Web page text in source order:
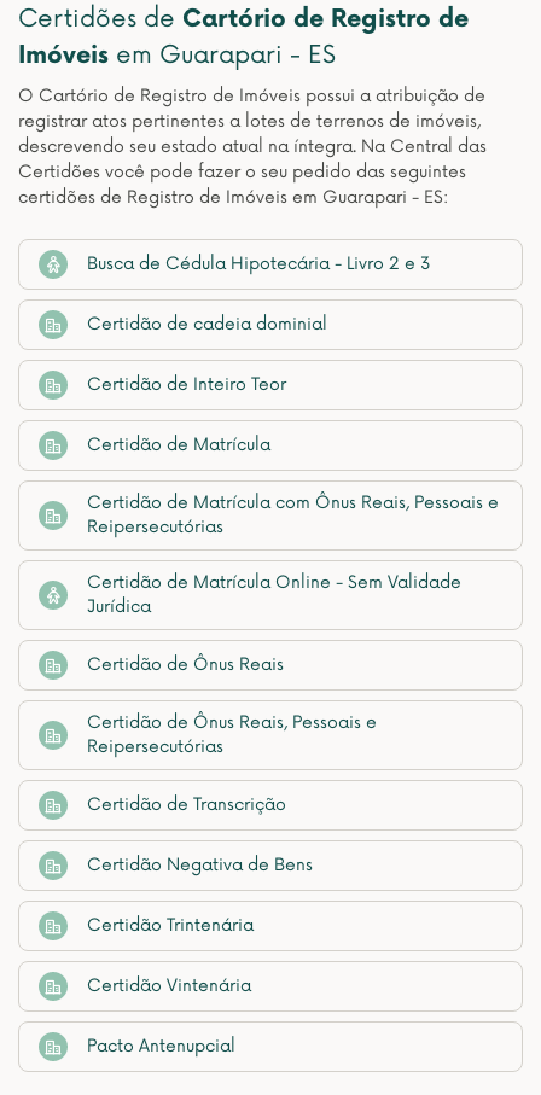
Certidões de Cartório de Registro de
Imóveis em Guarapari - ES
O Cartório de Registro de Imóveis possui a atribuição de
registrar atos pertinentes a lotes de terrenos de imóveis,
descrevendo seu estado atual na íntegra. Na Central das
Certidões você pode fazer o seu pedido das seguintes
certidões de Registro de Imóveis em Guarapari - ES:
Busca de Cédula Hipotecária - Livro 2 e 3
Certidão de cadeia dominial
Certidão de Inteiro Teor
Certidão de Matrícula
Certidão de Matrícula com Ônus Reais, Pessoais e
Reipersecutórias
Certidão de Matrícula Online - Sem Validade
Jurídica
Certidão de Ônus Reais
Certidão de Ônus Reais, Pessoais e
Reipersecutórias
Certidão de Transcrição
Certidão Negativa de Bens
Certidão Trintenária
Certidão Vintenária
Pacto Antenupcial